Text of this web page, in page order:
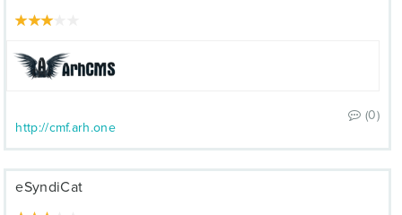
(0)
http://cmf.arh.one
eSyndiCat